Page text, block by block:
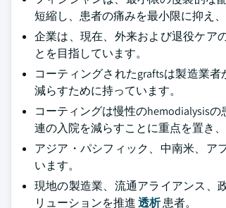
短縮し、患者の痛みを最小限に抑え
企業は、現在、外来および退役ケア
とを目指しています。
コーティングされたgraftsは製造業
減らすために持っています。
コーティングは慢性のhemodialysis
連の入院を減らすことに重点を置き
アジア・パシフィック、中南米、ア
います。
現地の製造業、流通アライアンス、
リューションを推進透析患者。